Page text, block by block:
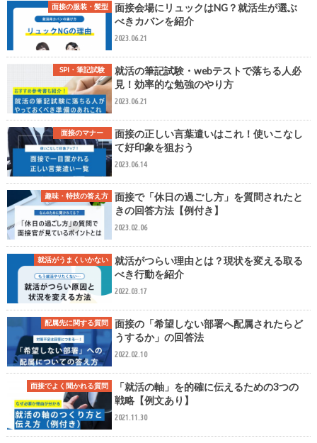
面接の服装・髪型
面接会場にリュックはNG？就活生が選ぶ
べきカバンを紹介
2023.06.21
SPI・筆記試験
就活の筆記試験・webテストで落ちる人必
見！効率的な勉強のやり方
2023.06.21
面接のマナー
面接の正しい言葉遣いはこれ！使いこなし
て好印象を狙おう
2023.06.14
趣味・特技の答え方
面接で「休日の過ごし方」を質問されたと
きの回答方法【例付き】
2023.02.06
就活がうまくいかない
就活がつらい理由とは？現状を変える取る
べき行動を紹介
2022.03.17
配属先に関する質問
面接の「希望しない部署へ配属されたらど
うするか」の回答法
2022.02.10
面接でよく聞かれる質問
「就活の軸」を的確に伝えるための3つの
戦略【例文あり】
2021.11.30